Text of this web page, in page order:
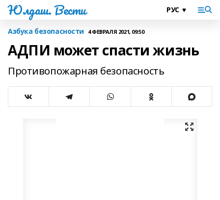
Юлдаш. Вести
Азбука безопасности 4 ФЕВРАЛЯ 2021, 09:50
АДПИ может спасти жизнь
Противопожарная безопасность